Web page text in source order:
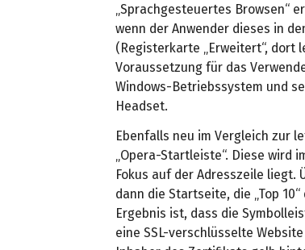
„Sprachgesteuertes Browsen“
wenn der Anwender dieses in
(Registerkarte „Erweitert“, dort
Voraussetzung für das
Windows-Betriebssystem und
Headset.
Ebenfalls neu im Vergleich zur
„Opera-Startleiste“. Diese wird
Fokus auf der Adresszeile liegt.
dann die Startseite, die „Top
Ergebnis ist, dass die
eine SSL-verschlüsselte